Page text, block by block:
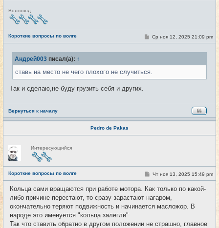
Н
е
т
и
Волговод
Короткие вопросы по волге #4265
С
о
е
н
Ср ноя 12, 2025 21:09 pm
Андрей003 писал(а): ↑
ставь на место не чего плохого не случиться.
Так и сделаю,не буду грузить себя и других.
Вернуться к началу
Pedro de Pakas
е
в
с
е
т
и
Интересующийся
Короткие вопросы по волге #4266
С
о
б
щ
н
Чт ноя 13, 2025 15:49 pm
Кольца сами вращаются при работе мотора. Как только по какой-
либо причине перестают, то сразу зарастают нагаром,
окончательно теряют подвижность и начинается масложор. В
народе это именуется "кольца залегли"
Так что ставить обратно в другом положении не страшно, главное